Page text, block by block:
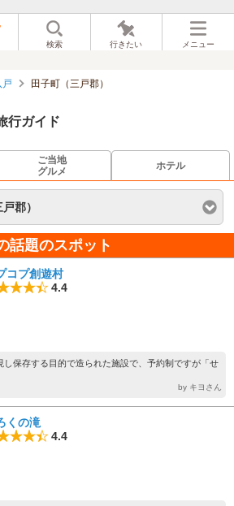
検索 行きたい メニュー
戸 田子町（三戸郡）
行ガイド
ご当地
グルメ
ホテル
郡）
話題のスポット
コプ創遊村
4.4
し保存する目的で造られた施設で、予約制ですが「せ
by キヨさん
くの滝
4.4